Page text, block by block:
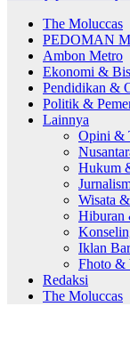
The Moluccas
PEDOMAN
Ambon Metro
Ekonomi &
Pendidikan &
Politik &
Lainnya
Opini &
Hukum
Wisata
Hiburan
Iklan
Fhoto &
Redaksi
The Moluccas